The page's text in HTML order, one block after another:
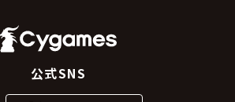
公式SNS